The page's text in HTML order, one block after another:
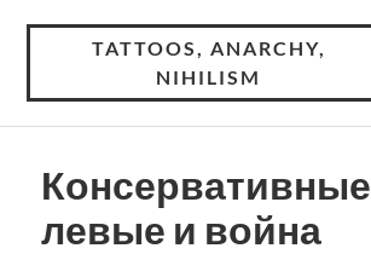
TATTOOS, ANARCHY,
NIHILISM
Консервативные
левые и война